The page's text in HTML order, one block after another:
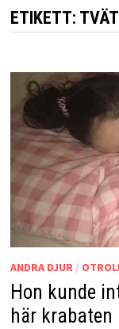
ETIKETT:
ANDRA DJUR/
Hon kunde
här